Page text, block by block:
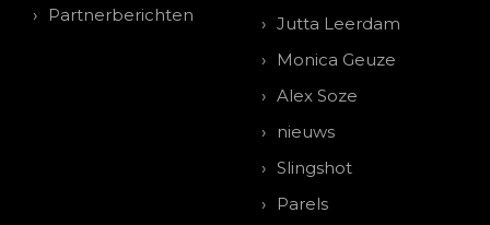
Partnerberichten
Jutta Leerdam
Monica Geuze
Alex Soze
nieuws
Slingshot
Parels